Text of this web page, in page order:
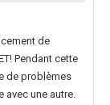
de
! Pendant cette
de problèmes
avec une autre.